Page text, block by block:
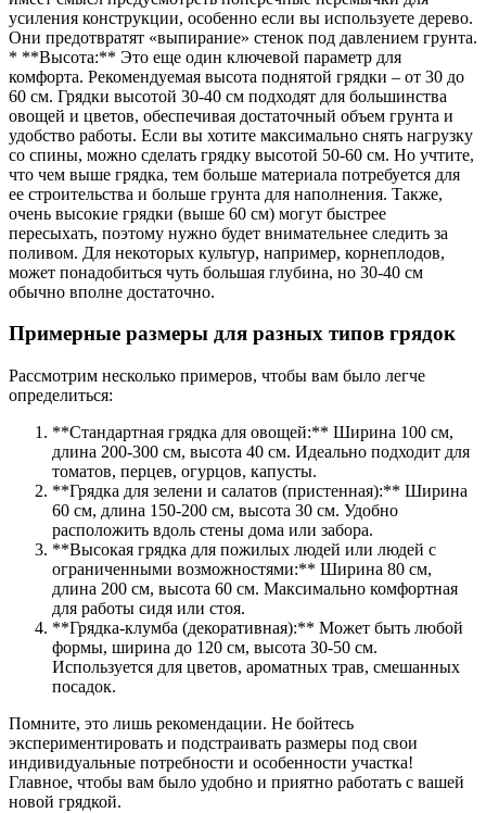
усиления конструкции, особенно если вы используете дерево.
Они предотвратят «выпирание» стенок под давлением грунта.
* **Высота:** Это еще один ключевой параметр для
комфорта. Рекомендуемая высота поднятой грядки – от 30 до
60 см. Грядки высотой 30-40 см подходят для большинства
овощей и цветов, обеспечивая достаточный объем грунта и
удобство работы. Если вы хотите максимально снять нагрузку
со спины, можно сделать грядку высотой 50-60 см. Но учтите,
что чем выше грядка, тем больше материала потребуется для
ее строительства и больше грунта для наполнения. Также,
очень высокие грядки (выше 60 см) могут быстрее
пересыхать, поэтому нужно будет внимательнее следить за
поливом. Для некоторых культур, например, корнеплодов,
может понадобиться чуть большая глубина, но 30-40 см
обычно вполне достаточно.
Примерные размеры для разных типов грядок
Рассмотрим несколько примеров, чтобы вам было легче
определиться:
**Стандартная грядка для овощей:** Ширина 100 см,
длина 200-300 см, высота 40 см. Идеально подходит для
томатов, перцев, огурцов, капусты.
**Грядка для зелени и салатов (пристенная):** Ширина
60 см, длина 150-200 см, высота 30 см. Удобно
расположить вдоль стены дома или забора.
**Высокая грядка для пожилых людей или людей с
ограниченными возможностями:** Ширина 80 см,
длина 200 см, высота 60 см. Максимально комфортная
для работы сидя или стоя.
**Грядка-клумба (декоративная):** Может быть любой
формы, ширина до 120 см, высота 30-50 см.
Используется для цветов, ароматных трав, смешанных
посадок.
Помните, это лишь рекомендации. Не бойтесь
экспериментировать и подстраивать размеры под свои
индивидуальные потребности и особенности участка!
Главное, чтобы вам было удобно и приятно работать с вашей
новой грядкой.